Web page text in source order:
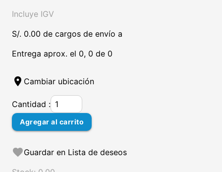
Incluye IGV
S/. 0.00 de cargos de envío a
Entrega aprox. el 0, 0 de 0
location_on Cambiar ubicación
Cantidad :
Agregar al carrito
favoriteGuardar en Lista de deseos